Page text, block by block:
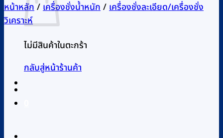
ไม่มีสินค้าในตะกร้า
กลับสู่หน้าร้านค้า
หน้าหลัก/เครื่องชั่งน้ำหนัก/เครื่องชั่งละเอียด/เครื่องชั่ง
วิเคราะห์